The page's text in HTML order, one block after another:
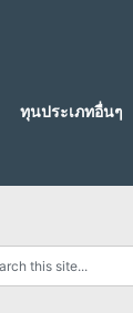
ทุนประเภทอื่นๆ